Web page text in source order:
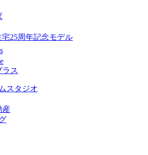
宅25周年記念モデル
ラス
スタジオ
産